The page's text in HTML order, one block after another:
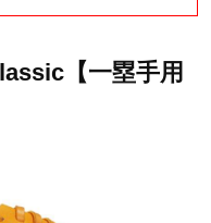
【一塁手用